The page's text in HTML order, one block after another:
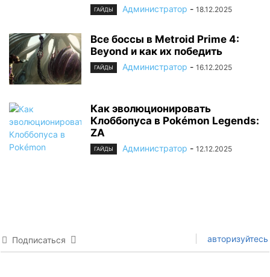
ГАЙДЫ Администратор - 18.12.2025
Все боссы в Metroid Prime 4:
Beyond и как их победить
ГАЙДЫ Администратор - 16.12.2025
Как эволюционировать
Клоббопуса в Pokémon Legends:
ZA
ГАЙДЫ Администратор - 12.12.2025
Подписаться авторизуйтесь